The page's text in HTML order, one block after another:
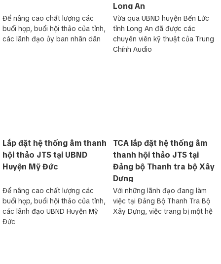
Để nâng cao chất lượng các
buổi họp, buổi hội thảo của tỉnh,
các lãnh đạo ủy ban nhân dân
Long An
Vừa qua UBND huyện Bến Lức
tỉnh Long An đã được các
chuyên viên kỹ thuật của Trung
Chính Audio
Lắp đặt hệ thống âm thanh
hội thảo JTS tại UBND
Huyện Mỹ Đức
Để nâng cao chất lượng các
buổi họp, buổi hội thảo của tỉnh,
các lãnh đạo UBND Huyện Mỹ
Đức
TCA lắp đặt hệ thống âm
thanh hội thảo JTS tại
Đảng bộ Thanh tra bộ Xây
Dựng
Với những lãnh đạo đang làm
việc tại Đảng Bộ Thanh Tra Bộ
Xây Dựng, việc trang bị một hệ